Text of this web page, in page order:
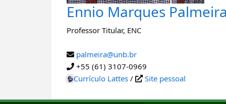
Ennio Marques
Professor Titular, ENC
palmeira@unb.br
+55 (61) 3107-0969
Currículo Lattes / Site pessoal